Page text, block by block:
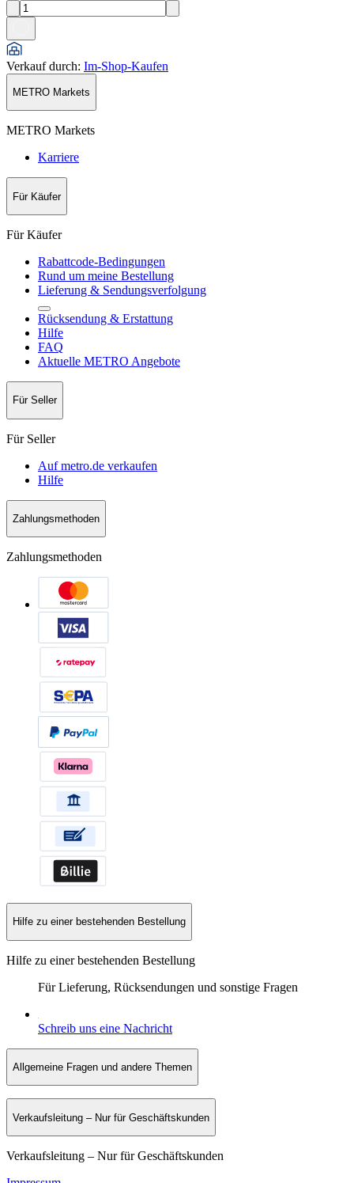
Verkauf durch: Im-Shop-Kaufen
METRO Markets
METRO Markets
Karriere
Für Käufer
Für Käufer
Rabattcode-Bedingungen
Rund um meine Bestellung
Lieferung & Sendungsverfolgung
Rücksendung & Erstattung
Hilfe
FAQ
Aktuelle METRO Angebote
Für Seller
Für Seller
Auf metro.de verkaufen
Hilfe
Zahlungsmethoden
Zahlungsmethoden
Hilfe zu einer bestehenden Bestellung
Hilfe zu einer bestehenden Bestellung
Für Lieferung, Rücksendungen und sonstige Fragen
Schreib uns eine Nachricht
Allgemeine Fragen und andere Themen
Verkaufsleitung – Nur für Geschäftskunden
Verkaufsleitung – Nur für Geschäftskunden